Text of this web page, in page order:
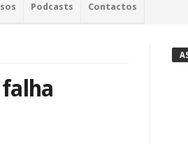
Podcasts Contactos